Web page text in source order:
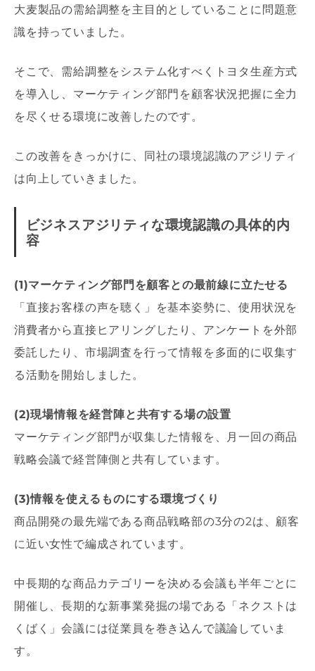
大麦製品の需給調整を主目的としていることに問題意
識を持っていました。
そこで、需給調整をシステム化すべくトヨタ生産方式
を導入し、マーケティング部門を顧客状況把握に全力
を尽くせる環境に改善したのです。
この改善をきっかけに、同社の環境認識のアジリティ
は向上していきました。
ビジネスアジリティな環境認識の具体的内
容
(1)マーケティング部門を顧客との最前線に立たせる
「直接お客様の声を聴く」を基本姿勢に、使用状況を
消費者から直接ヒアリングしたり、アンケートを外部
委託したり、市場調査を行って情報を多面的に収集す
る活動を開始しました。
(2)現場情報を経営陣と共有する場の設置
マーケティング部門が収集した情報を、月一回の商品
戦略会議で経営陣側と共有しています。
(3)情報を使えるものにする環境づくり
商品開発の最先端である商品戦略部の3分の2は、顧客
に近い女性で編成されています。
中長期的な商品カテゴリーを決める会議も半年ごとに
開催し、長期的な新事業発掘の場である「ネクストは
くばく」会議には従業員を巻き込んで議論していま
す。